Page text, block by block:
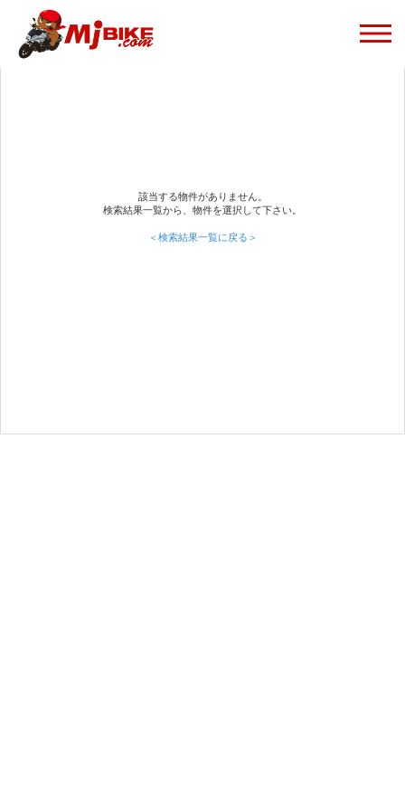
該当する物件がありません。
検索結果一覧から、物件を選択して下さい。
＜検索結果一覧に戻る＞